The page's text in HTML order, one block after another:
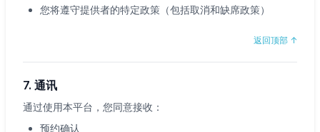
您将遵守提供者的特定政策（包括取消和缺席政策）
返回顶部 ↑
7. 通讯
通过使用本平台，您同意接收：
预约确认